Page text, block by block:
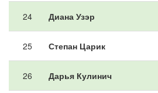
24 Диана Узэр
25 Степан Царик
26 Дарья Кулинич